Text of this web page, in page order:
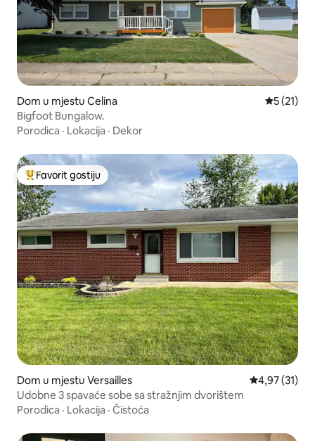
Dom u mjestu Celina Prosječna
5 (21)
Bigfoot Bungalow.
Porodica · Lokacija · Dekor
Glavni favorit gostiju
Favorit gostiju
Dom u mjestu Versailles Prosječna
4,97 (31)
Udobne 3 spavaće sobe sa stražnjim dvorištem
Porodica · Lokacija · Čistoća